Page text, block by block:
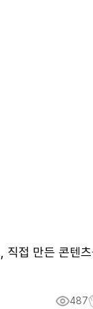
직접 만든 콘텐
487